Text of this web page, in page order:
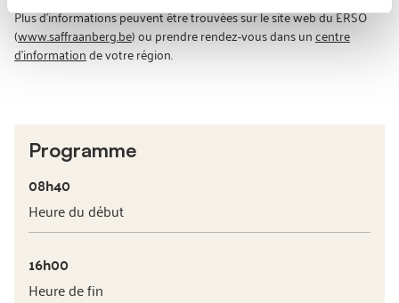
Plus d'informations peuvent être trouvées sur le site web du ERSO
(www.saffraanberg.be) ou prendre rendez-vous dans uncentre
d'informationde votre région.
Programme
08h40
Heure du début
16h00
Heure de fin